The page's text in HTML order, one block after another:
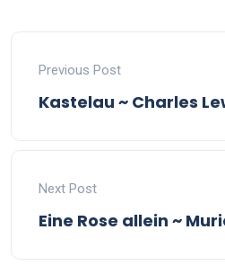
Previous Post
Kastelau ~ Charles
Next Post
Eine Rose allein ~